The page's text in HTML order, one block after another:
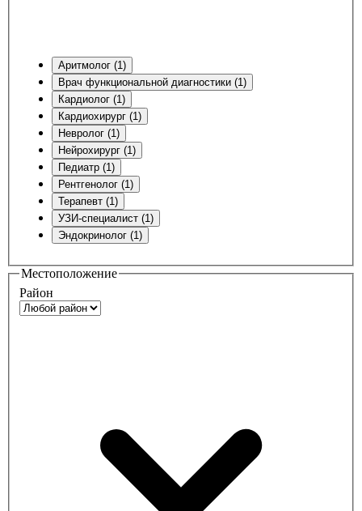
Аритмолог (1)
Врач функциональной диагностики (1)
Кардиолог (1)
Кардиохирург (1)
Невролог (1)
Нейрохирург (1)
Педиатр (1)
Рентгенолог (1)
Терапевт (1)
УЗИ-специалист (1)
Эндокринолог (1)
Местоположение
Район